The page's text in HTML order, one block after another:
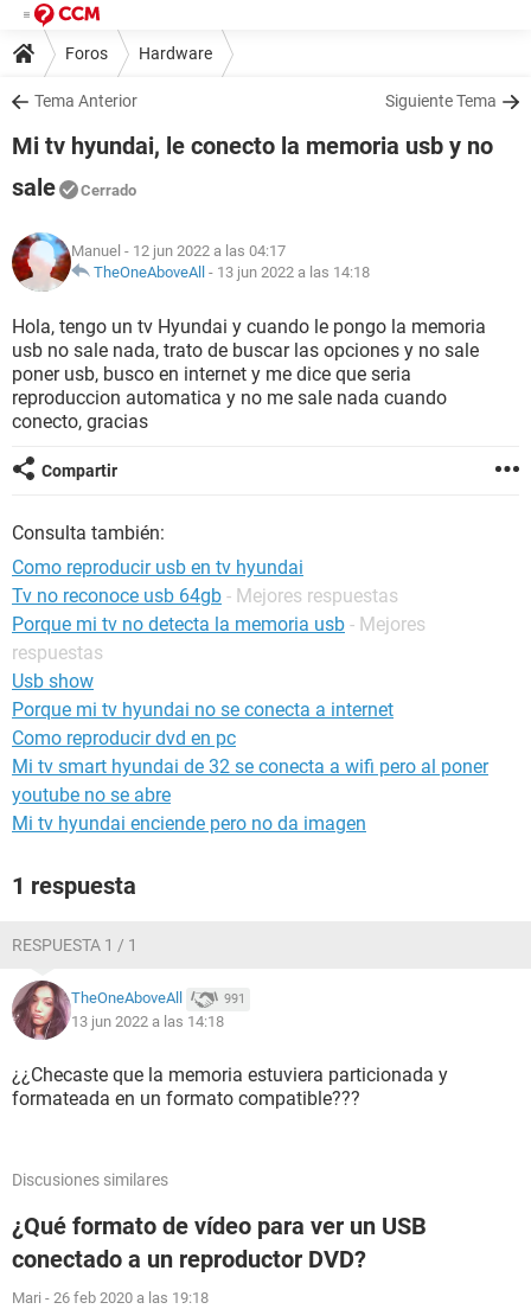
Foros Hardware
Tema Anterior Siguiente Tema
Mi tv hyundai, le conecto la memoria usb y no
sale
Cerrado
Manuel - 12 jun 2022 a las 04:17
TheOneAboveAll - 13 jun 2022 a las 14:18
Hola, tengo un tv Hyundai y cuando le pongo la memoria
usb no sale nada, trato de buscar las opciones y no sale
poner usb, busco en internet y me dice que seria
reproduccion automatica y no me sale nada cuando
conecto, gracias
Compartir
Consulta también:
Como reproducir usb en tv hyundai
Tv no reconoce usb 64gb - Mejores respuestas
Porque mi tv no detecta la memoria usb - Mejores
respuestas
Usb show
Porque mi tv hyundai no se conecta a internet
Como reproducir dvd en pc
Mi tv smart hyundai de 32 se conecta a wifi pero al poner
youtube no se abre
Mi tv hyundai enciende pero no da imagen
1 respuesta
RESPUESTA 1 / 1
TheOneAboveAll 991
13 jun 2022 a las 14:18
¿¿Checaste que la memoria estuviera particionada y
formateada en un formato compatible???
Discusiones similares
¿Qué formato de vídeo para ver un USB
conectado a un reproductor DVD?
Mari - 26 feb 2020 a las 19:18